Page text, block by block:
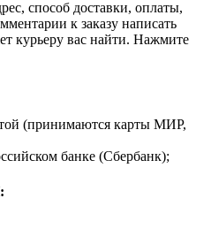
способ доставки, оплаты,
к заказу написать
курьеру вас найти. Нажмите
(принимаются карты МИР,
банке (Сбербанк);